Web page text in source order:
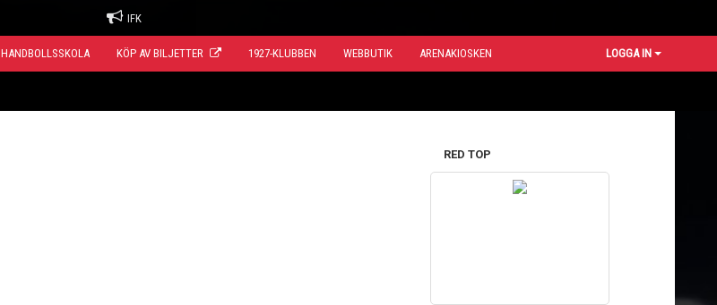
IFK
HANDBOLLSSKOLA KÖP AV BILJETTER 1927-KLUBBEN WEBBUTIK ARENAKIOSKEN LOGGA IN
RED TOP